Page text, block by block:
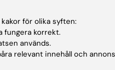
för olika syften:
fungera korrekt.
används.
relevant innehåll och